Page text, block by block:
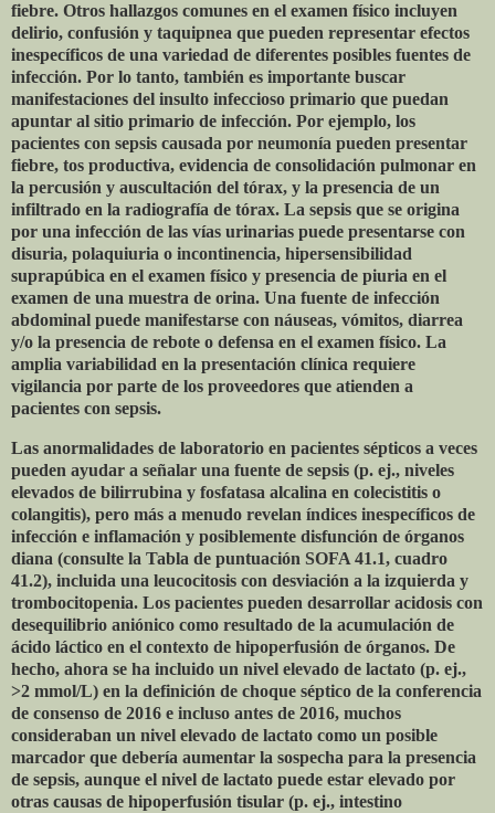
fiebre. Otros hallazgos comunes en el examen físico incluyen
delirio, confusión y taquipnea que pueden representar efectos
inespecíficos de una variedad de diferentes posibles fuentes de
infección. Por lo tanto, también es importante buscar
manifestaciones del insulto infeccioso primario que puedan
apuntar al sitio primario de infección. Por ejemplo, los
pacientes con sepsis causada por neumonía pueden presentar
fiebre, tos productiva, evidencia de consolidación pulmonar en
la percusión y auscultación del tórax, y la presencia de un
infiltrado en la radiografía de tórax. La sepsis que se origina
por una infección de las vías urinarias puede presentarse con
disuria, polaquiuria o incontinencia, hipersensibilidad
suprapúbica en el examen físico y presencia de piuria en el
examen de una muestra de orina. Una fuente de infección
abdominal puede manifestarse con náuseas, vómitos, diarrea
y/o la presencia de rebote o defensa en el examen físico. La
amplia variabilidad en la presentación clínica requiere
vigilancia por parte de los proveedores que atienden a
pacientes con sepsis.
Las anormalidades de laboratorio en pacientes sépticos a veces
pueden ayudar a señalar una fuente de sepsis (p. ej., niveles
elevados de bilirrubina y fosfatasa alcalina en colecistitis o
colangitis), pero más a menudo revelan índices inespecíficos de
infección e inflamación y posiblemente disfunción de órganos
diana (consulte la Tabla de puntuación SOFA 41.1, cuadro
41.2), incluida una leucocitosis con desviación a la izquierda y
trombocitopenia. Los pacientes pueden desarrollar acidosis con
desequilibrio aniónico como resultado de la acumulación de
ácido láctico en el contexto de hipoperfusión de órganos. De
hecho, ahora se ha incluido un nivel elevado de lactato (p. ej.,
>2 mmol/L) en la definición de choque séptico de la conferencia
de consenso de 2016 e incluso antes de 2016, muchos
consideraban un nivel elevado de lactato como un posible
marcador que debería aumentar la sospecha para la presencia
de sepsis, aunque el nivel de lactato puede estar elevado por
otras causas de hipoperfusión tisular (p. ej., intestino